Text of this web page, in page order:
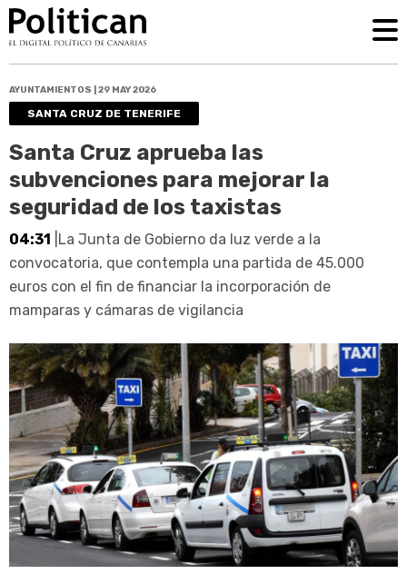
AYUNTAMIENTOS | 29 MAY 2026
SANTA CRUZ DE TENERIFE
Santa Cruz aprueba las
subvenciones para mejorar la
seguridad de los taxistas
04:31 |La Junta de Gobierno da luz verde a la
convocatoria, que contempla una partida de 45.000
euros con el fin de financiar la incorporación de
mamparas y cámaras de vigilancia